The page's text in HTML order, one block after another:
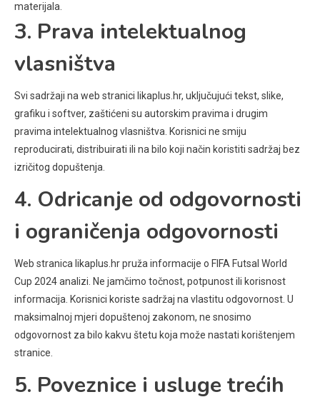
materijala.
3. Prava intelektualnog
vlasništva
Svi sadržaji na web stranici likaplus.hr, uključujući tekst, slike,
grafiku i softver, zaštićeni su autorskim pravima i drugim
pravima intelektualnog vlasništva. Korisnici ne smiju
reproducirati, distribuirati ili na bilo koji način koristiti sadržaj bez
izričitog dopuštenja.
4. Odricanje od odgovornosti
i ograničenja odgovornosti
Web stranica likaplus.hr pruža informacije o FIFA Futsal World
Cup 2024 analizi. Ne jamčimo točnost, potpunost ili korisnost
informacija. Korisnici koriste sadržaj na vlastitu odgovornost. U
maksimalnoj mjeri dopuštenoj zakonom, ne snosimo
odgovornost za bilo kakvu štetu koja može nastati korištenjem
stranice.
5. Poveznice i usluge trećih